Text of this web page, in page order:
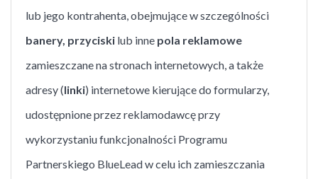
lub jego kontrahenta, obejmujące w szczególności
banery, przyciski lub inne pola reklamowe
zamieszczane na stronach internetowych, a także
adresy (linki) internetowe kierujące do formularzy,
udostępnione przez reklamodawcę przy
wykorzystaniu funkcjonalności Programu
Partnerskiego BlueLead w celu ich zamieszczania